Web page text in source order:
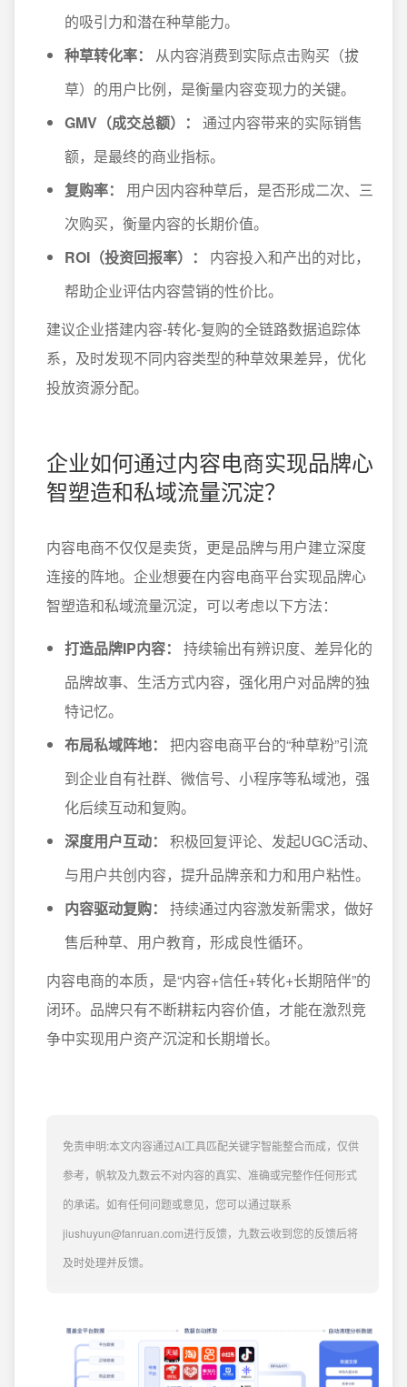
的吸引力和潜在种草能力。
种草转化率：
从内容消费到实际点击购买（拔
草）的用户比例，是衡量内容变现力的关键。
GMV（成交总额）：
通过内容带来的实际销售
额，是最终的商业指标。
复购率：
用户因内容种草后，是否形成二次、三
次购买，衡量内容的长期价值。
ROI（投资回报率）：
内容投入和产出的对比，
帮助企业评估内容营销的性价比。
建议企业搭建内容-转化-复购的全链路数据追踪体
系，及时发现不同内容类型的种草效果差异，优化
投放资源分配。
企业如何通过内容电商实现品牌心
智塑造和私域流量沉淀？
内容电商不仅仅是卖货，更是品牌与用户建立深度
连接的阵地。企业想要在内容电商平台实现品牌心
智塑造和私域流量沉淀，可以考虑以下方法：
打造品牌IP内容：
持续输出有辨识度、差异化的
品牌故事、生活方式内容，强化用户对品牌的独
特记忆。
布局私域阵地：
把内容电商平台的“种草粉”引流
到企业自有社群、微信号、小程序等私域池，强
化后续互动和复购。
深度用户互动：
积极回复评论、发起UGC活动、
与用户共创内容，提升品牌亲和力和用户粘性。
内容驱动复购：
持续通过内容激发新需求，做好
售后种草、用户教育，形成良性循环。
内容电商的本质，是“内容+信任+转化+长期陪伴”的
闭环。品牌只有不断耕耘内容价值，才能在激烈竞
争中实现用户资产沉淀和长期增长。
免责申明:本文内容通过AI工具匹配关键字智能整合而成，仅供
参考，帆软及九数云不对内容的真实、准确或完整作任何形式
的承诺。如有任何问题或意见，您可以通过联系
jiushuyun@fanruan.com进行反馈，九数云收到您的反馈后将
及时处理并反馈。